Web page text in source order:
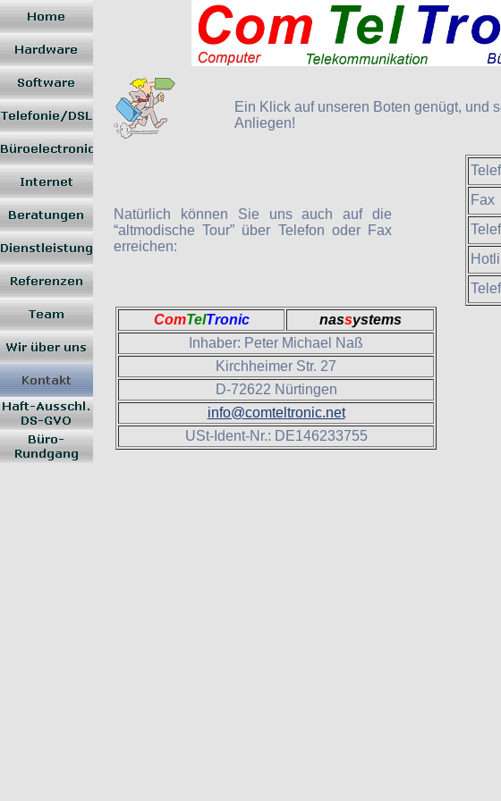
Ein Klick auf unseren Boten genügt, und
Anliegen!
Fax
Natürlich können Sie uns auch auf die
“altmodische Tour” über Telefon oder Fax
erreichen:
ComTelTronic nassystems
Inhaber: Peter Michael Naß
Kirchheimer Str. 27
D-72622 Nürtingen
info@comteltronic.net
USt-Ident-Nr.: DE146233755